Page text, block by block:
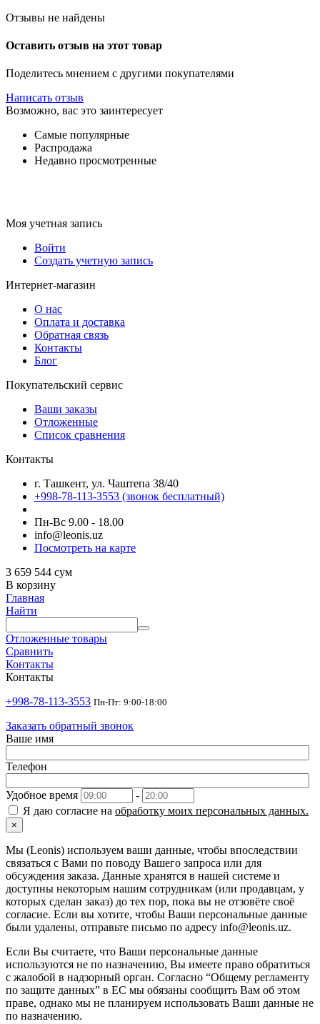
Отзывы не найдены
Оставить отзыв на этот товар
Поделитесь мнением с другими покупателями
Написать отзыв
Возможно, вас это заинтересует
Самые популярные
Распродажа
Недавно просмотренные
Моя учетная запись
Войти
Создать учетную запись
Интернет-магазин
О нас
Оплата и доставка
Обратная связь
Контакты
Блог
Покупательский сервис
Ваши заказы
Отложенные
Список сравнения
Контакты
г. Ташкент, ул. Чаштепа 38/40
+998-78-113-3553 (звонок бесплатный)
Пн-Вс 9.00 - 18.00
info@leonis.uz
Посмотреть на карте
3 659 544 сум
В корзину
Главная
Найти
Отложенные товары
Сравнить
Контакты
Контакты
+998-78-113-3553 Пн-Пт: 9:00-18:00
Заказать обратный звонок
Ваше имя
Телефон
Удобное время
-
Я даю согласие на обработку моих персональных данных.
×
Мы (Leonis) используем ваши данные, чтобы впоследствии
связаться с Вами по поводу Вашего запроса или для
обсуждения заказа. Данные хранятся в нашей системе и
доступны некоторым нашим сотрудникам (или продавцам, у
которых сделан заказ) до тех пор, пока вы не отзовёте своё
согласие. Если вы хотите, чтобы Ваши персональные данные
были удалены, отправьте письмо по адресу info@leonis.uz.
Если Вы считаете, что Ваши персональные данные
используются не по назначению, Вы имеете право обратиться
с жалобой в надзорный орган. Согласно “Общему регламенту
по защите данных” в ЕС мы обязаны сообщить Вам об этом
праве, однако мы не планируем использовать Ваши данные не
по назначению.